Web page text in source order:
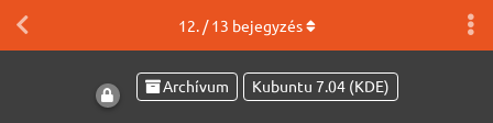
Archívum Kubuntu 7.04 (KDE)
12. /13 bejegyzés